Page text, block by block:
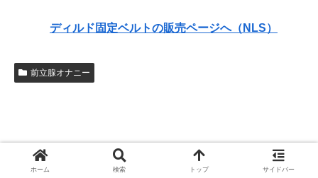
ディルド固定ベルトの販売ページへ（NLS）
前立腺オナニー
AVじゃもう抜けない～リアル素人のぞきサイト
ホーム 検索 トップ サイドバー